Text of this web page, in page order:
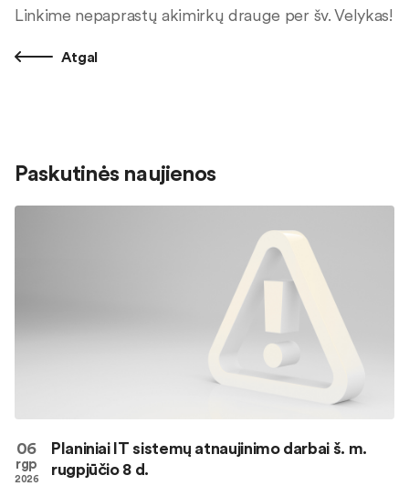
Linkime nepaprastų akimirkų drauge per šv. Velykas!
Atgal
Paskutinės naujienos
06
rgp
2026
Planiniai IT sistemų atnaujinimo darbai š. m.
rugpjūčio 8 d.